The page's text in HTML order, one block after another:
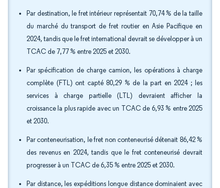
Par destination, le fret intérieur représentait 70,74 % de la taille
du marché du transport de fret routier en Asie Pacifique en
2024, tandis que le fret international devrait se développer à un
TCAC de 7,77 % entre 2025 et 2030.
Par spécification de charge camion, les opérations à charge
complète (FTL) ont capté 80,29 % de la part en 2024 ; les
services à charge partielle (LTL) devraient afficher la
croissance la plus rapide avec un TCAC de 6,93 % entre 2025
et 2030.
Par conteneurisation, le fret non conteneurisé détenait 86,42 %
des revenus en 2024, tandis que le fret conteneurisé devrait
progresser à un TCAC de 6,35 % entre 2025 et 2030.
Par distance, les expéditions longue distance dominaient avec